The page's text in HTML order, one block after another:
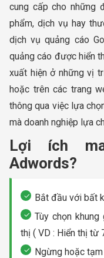
cung cấp cho những
phẩm, dịch vụ hay
dịch vụ quảng cáo
quảng cáo được hiển
xuất hiện ở những vị
hoặc trên các trang
thông qua việc lựa
mà doanh nghiệp lựa
Lợi ích
Adwords?
Bắt đầu với bất
Tùy chọn
thị ( VD : Hiển thị từ
Ngừng hoặc